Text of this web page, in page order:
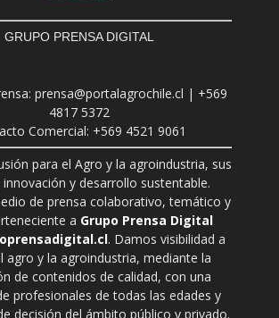
GRUPO PRENSA DIGITAL
prensa@portalagrochile.cl | +569
4817 5372
Comercial: +569 4521 9061
para el Agro y la agroindustria, sus
y desarrollo sustentable.
de prensa colaborativo, temático y
a Grupo Prensa Digital
. Damos visibilidad a
agro y la agroindustria, mediante la
de contenidos de calidad, con una
profesionales de todas las edades y
decisión del ámbito público y privado.